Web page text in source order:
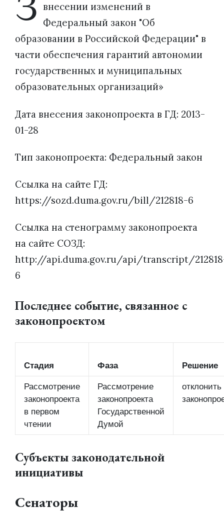
внесении изменений в
Федеральный закон "Об
образовании в Российской Федерации" в
части обеспечения гарантий автономии
государственных и муниципальных
образовательных организаций»
Дата внесения законопроекта в ГД: 2013-
01-28
Тип законопроекта: Федеральный закон
Ссылка на сайте ГД:
https://sozd.duma.gov.ru/bill/212818-6
Ссылка на стенограмму законопроекта
на сайте СОЗД:
http://api.duma.gov.ru/api/transcript/
6
Последнее событие, связанное с
законопроектом
Стадия Фаза Решение
Рассмотрение
законопроекта
в первом
чтении
Рассмотрение
законопроекта
Государственной
Думой
отклонить
Субъекты законодательной
инициативы
Сенаторы